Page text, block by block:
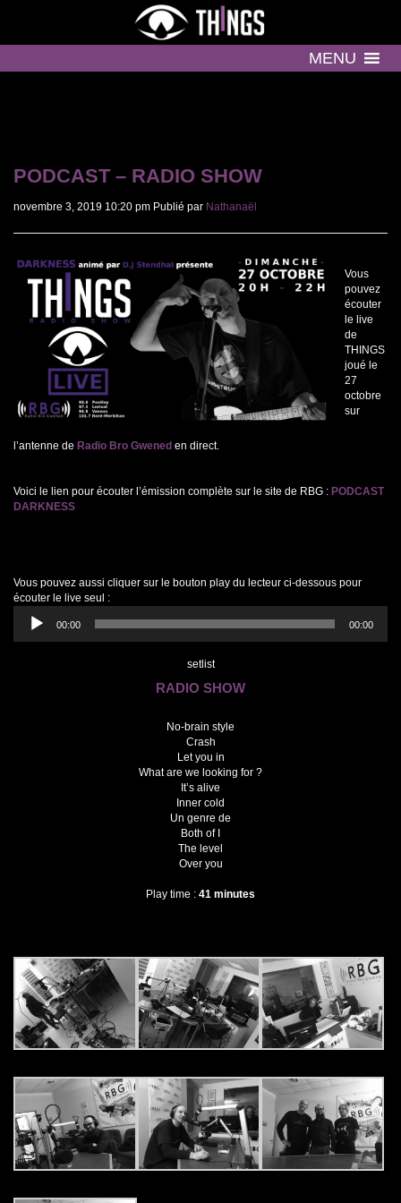
MENU
PODCAST – RADIO SHOW
novembre 3, 2019 10:20 pm Publié par Nathanaël
Vous
pouvez
écouter
le live
de
THINGS
joué le
27
octobre
sur
l’antenne de Radio Bro Gwened en direct.
Voici le lien pour écouter l’émission complète sur le site de RBG : PODCAST
DARKNESS
Vous pouvez aussi cliquer sur le bouton play du lecteur ci-dessous pour
écouter le live seul :
audio
00:00 00:00
setlist
RADIO SHOW
No-brain style
Crash
Let you in
What are we looking for ?
It’s alive
Inner cold
Un genre de
Both of I
The level
Over you
Play time : 41 minutes